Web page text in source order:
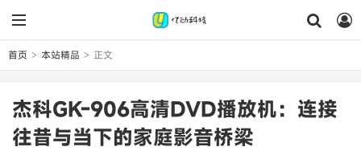
首页 > 本站精品 > 正文
杰科GK-906高清DVD播放机：连接
往昔与当下的家庭影音桥梁